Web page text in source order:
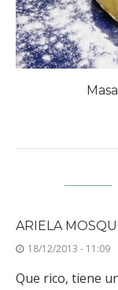
ARIELA
18/12/2013 - 11:09
Que rico, tiene